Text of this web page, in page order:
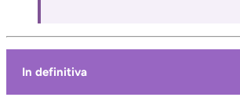
In definitiva